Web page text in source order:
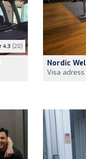
4.3 (20)
Nordic
Visa